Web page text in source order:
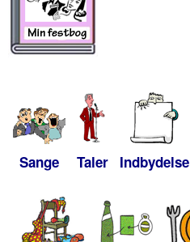
Sange Taler Indbydelse